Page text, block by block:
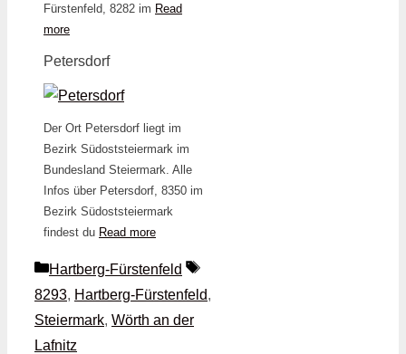
Fürstenfeld, 8282 im Read
more
Petersdorf
Der Ort Petersdorf liegt im
Bezirk Südoststeiermark im
Bundesland Steiermark. Alle
Infos über Petersdorf, 8350 im
Bezirk Südoststeiermark
findest du Read more
Kategorien
Hartberg-Fürstenfeld
Schlagwörter
8293, Hartberg-Fürstenfeld,
Steiermark, Wörth an der
Lafnitz